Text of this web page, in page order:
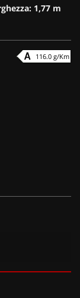
1,77 m
116.0 g/Km
V) (20 EUR),